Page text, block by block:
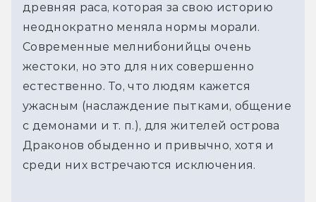
древняя раса, которая за свою историю
неоднократно меняла нормы морали.
Современные мелнибонийцы очень
жестоки, но это для них совершенно
естественно. То, что людям кажется
ужасным (наслаждение пытками, общение
с демонами и т. п.), для жителей острова
Драконов обыденно и привычно, хотя и
среди них встречаются исключения.